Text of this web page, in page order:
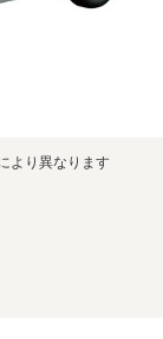
より異なります